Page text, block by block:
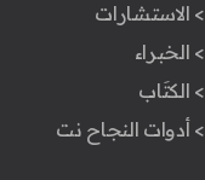
> الاستشارات
> الخبراء
> الكتَاب
> أدوات النجاح نت